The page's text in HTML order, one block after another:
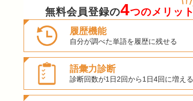
無料会員登録の4つのメリット
履歴機能
自分が調べた単語を履歴に残せる
語彙力診断
診断回数が1日2回から1日4回に増える